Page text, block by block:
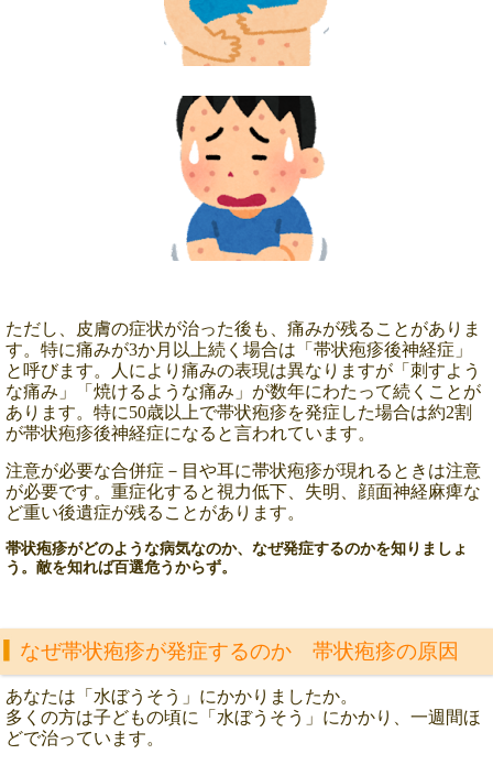
ただし、皮膚の症状が治った後も、痛みが残ることがありま
す。特に痛みが3か月以上続く場合は「帯状疱疹後神経症」
と呼びます。人により痛みの表現は異なりますが「刺すよう
な痛み」「焼けるような痛み」が数年にわたって続くことが
あります。特に50歳以上で帯状疱疹を発症した場合は約2割
が帯状疱疹後神経症になると言われています。
注意が必要な合併症－目や耳に帯状疱疹が現れるときは注意
が必要です。重症化すると視力低下、失明、顔面神経麻痺な
ど重い後遺症が残ることがあります。
帯状疱疹がどのような病気なのか、なぜ発症するのかを知りましょ
う。敵を知れば百選危うからず。
なぜ帯状疱疹が発症するのか 帯状疱疹の原因
あなたは「水ぼうそう」にかかりましたか。
多くの方は子どもの頃に「水ぼうそう」にかかり、一週間ほ
どで治っています。